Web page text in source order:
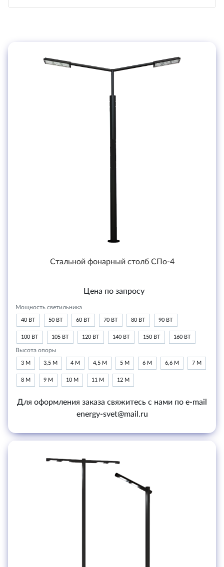
Стальной фонарный столб СПо-4
Цена по запросу
Мощность светильника
40 ВТ 50 ВТ 60 ВТ 70 ВТ 80 ВТ 90 ВТ
100 ВТ 105 ВТ 120 ВТ 140 ВТ 150 ВТ 160 ВТ
Высота опоры
3 М 3,5 М 4 М 4,5 М 5 М 6 М 6,6 М 7 М
8 М 9 М 10 М 11 М 12 М
Для оформления заказа свяжитесь с нами по e-mail
energy-svet@mail.ru